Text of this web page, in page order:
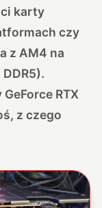
karty
czy
z AM4 na
RTX
z czego